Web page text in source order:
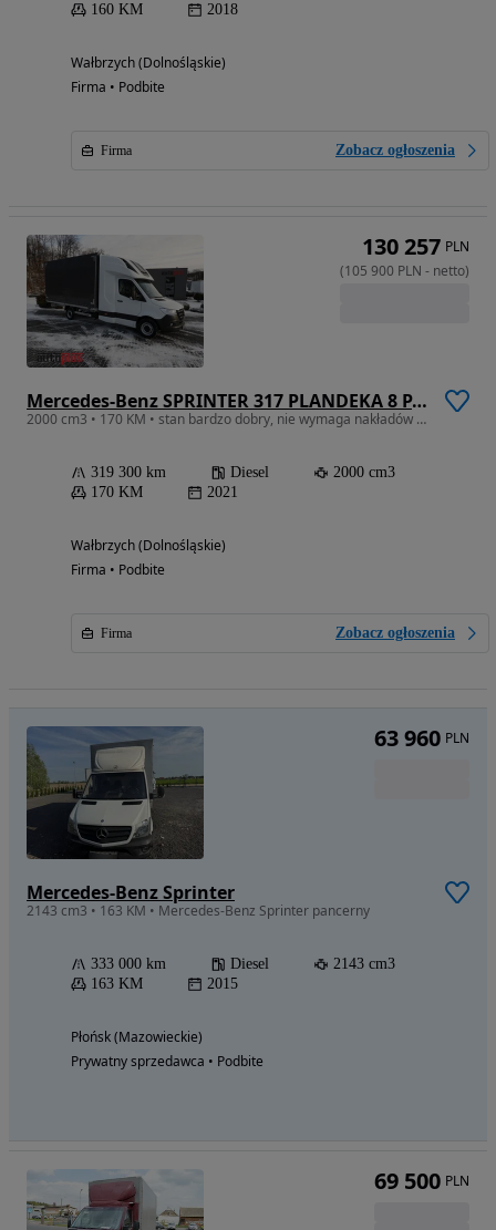
160 KM
2018
Wałbrzych (Dolnośląskie)
Firma • Podbite
Firma Zobacz ogłoszenia
Mercedes-Benz SPRINTER 317 PLANDEKA 8 PALET WEBASTO TEMPOMAT LEDY KLIMATYZACJA 170KM
2000 cm3 • 170 KM • stan bardzo dobry, nie wymaga nakładów finansowcyh, dostępny od ręki
319 300 km Diesel
2000 cm3
170 KM
2021
Wałbrzych (Dolnośląskie)
Firma • Podbite
Firma Zobacz ogłoszenia
130 257 PLN
(105 900 PLN - netto)
Mercedes-Benz Sprinter
2143 cm3 • 163 KM • Mercedes-Benz Sprinter pancerny
333 000 km Diesel
2143 cm3
163 KM
2015
Płońsk (Mazowieckie)
Prywatny sprzedawca • Podbite
63 960 PLN
69 500 PLN